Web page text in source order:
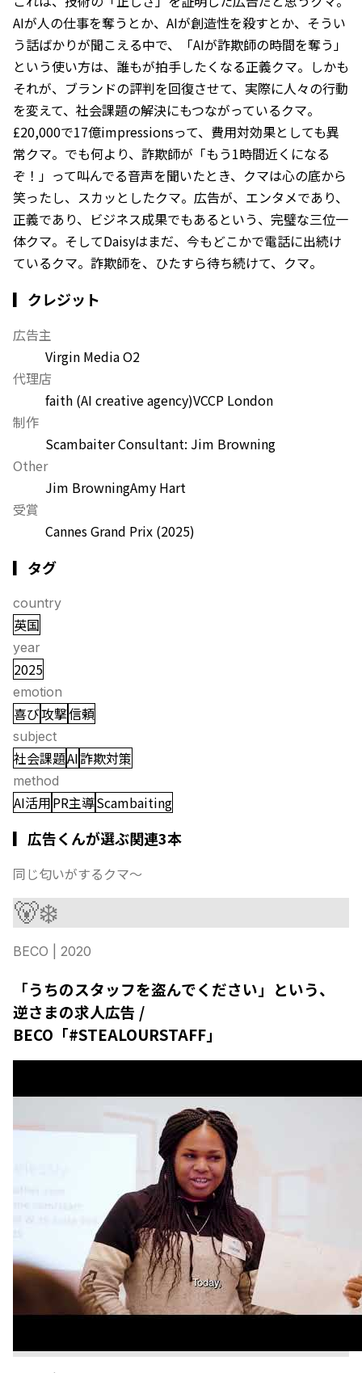
AIが人の仕事を奪うとか、AIが創造性を殺すとか、そうい
う話ばかりが聞こえる中で、「AIが詐欺師の時間を奪う」
という使い方は、誰もが拍手したくなる正義クマ。しかも
それが、ブランドの評判を回復させて、実際に人々の行動
を変えて、社会課題の解決にもつながっているクマ。
£20,000で17億impressionsって、費用対効果としても異
常クマ。でも何より、詐欺師が「もう1時間近くになる
ぞ！」って叫んでる音声を聞いたとき、クマは心の底から
笑ったし、スカッとしたクマ。広告が、エンタメであり、
正義であり、ビジネス成果でもあるという、完璧な三位一
体クマ。そしてDaisyはまだ、今もどこかで電話に出続け
ているクマ。詐欺師を、ひたすら待ち続けて、クマ。
▎クレジット
広告主
Virgin Media O2
代理店
faith (AI creative agency)VCCP London
制作
Scambaiter Consultant: Jim Browning
Other
Jim BrowningAmy Hart
受賞
Cannes Grand Prix (2025)
▎タグ
country
英国
year
2025
emotion
喜び攻撃信頼
subject
社会課題AI詐欺対策
method
AI活用PR主導Scambaiting
▎広告くんが選ぶ関連3本
同じ匂いがするクマ〜
🐻‍❄️
BECO | 2020
「うちのスタッフを盗んでください」という、
逆さまの求人広告 /
BECO「#STEALOURSTAFF」